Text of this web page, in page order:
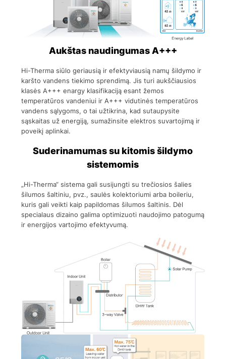
Aukštas naudingumas A+++
Hi-Therma siūlo geriausią ir efektyviausią namų šildymo ir
karšto vandens tiekimo sprendimą. Jis turi aukščiausios
klasės A+++ enargy klasifikaciją esant žemos
temperatūros vandeniui ir A+++ vidutinės temperatūros
vandens sąlygoms, o tai užtikrina, kad sutaupysite
sąskaitas už energiją, sumažinsite elektros suvartojimą ir
poveikį aplinkai.
Suderinamumas su kitomis šildymo
sistemomis
„Hi-Therma“ sistema gali susijungti su trečiosios šalies
šilumos šaltiniu, pvz., saulės kolektoriumi arba boileriu,
kuris gali veikti kaip papildomas šilumos šaltinis. Dėl
specialaus dizaino galima optimizuoti naudojimo patogumą
ir energijos vartojimo efektyvumą.